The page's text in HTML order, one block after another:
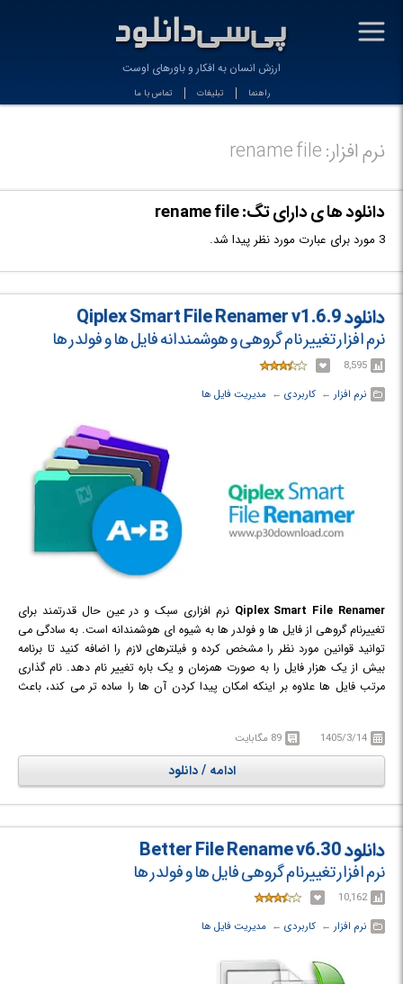
ارزش انسان به افکار و باورهای اوست
راهنما تبلیغات تماس با ما
نرم افزار: rename file
دانلود ها ی دارای تگ: rename file
3 مورد برای عبارت مورد نظر پیدا شد.
دانلود Qiplex Smart File Renamer v1.6.9
نرم افزار تغییر نام گروهی و هوشمندانه فایل ها و فولدر ها
8,595
نرم افزار ← ‏ کاربردی ← ‏ مدیریت فایل ها
Qiplex Smart File Renamer نرم افزاری سبک و در عین حال قدرتمند برای
تغییرنام گروهی از فایل ها و فولدر ها به شیوه ای هوشمندانه است. به سادگی می
توانید قوانین مورد نظر را مشخص کرده و فیلترهای لازم را اضافه کنید تا برنامه
بیش از یک هزار فایل را به صورت همزمان و یک باره تغییر نام دهد. نام گذاری
مرتب فایل ها علاوه بر اینکه امکان پیدا کردن آن ها را ساده تر می کند، باعث
های ID3 فایل های صوتی، روش هایی برای نامگذاری هوشمندانه فایل ها با
کمک این نرم افزار می باشند.
1405/3/14 89 مگابایت
ادامه / دانلود
دانلود Better File Rename v6.30
نرم افزار تغییرنام گروهی فایل ها و فولدر ها
10,162
نرم افزار ← ‏ کاربردی ← ‏ مدیریت فایل ها